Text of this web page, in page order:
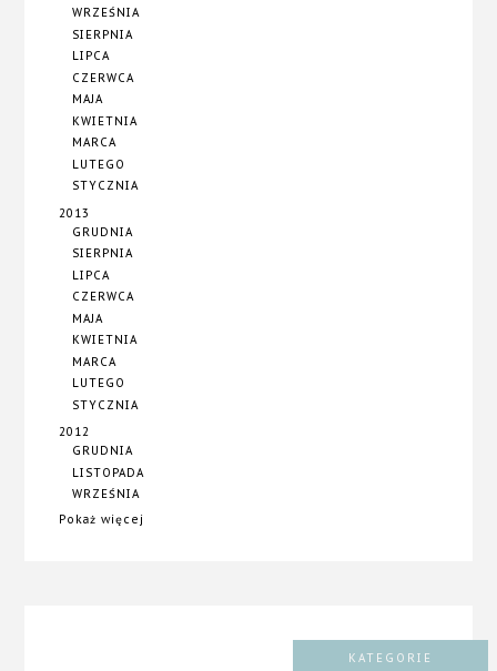
WRZEŚNIA
SIERPNIA
LIPCA
CZERWCA
MAJA
KWIETNIA
MARCA
LUTEGO
STYCZNIA
2013
GRUDNIA
SIERPNIA
LIPCA
CZERWCA
MAJA
KWIETNIA
MARCA
LUTEGO
STYCZNIA
2012
GRUDNIA
LISTOPADA
WRZEŚNIA
Pokaż więcej
KATEGORIE